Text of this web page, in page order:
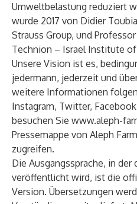
Umweltbelastung reduziert
wurde 2017 von Didier
Strauss Group, und
Technion – Israel Institute
Unsere Vision ist es,
jedermann, jederzeit und
weitere Informationen
Instagram, Twitter,
besuchen Sie www.aleph-
Pressemappe von Aleph
zugreifen.
Die Ausgangssprache, in
veröffentlicht wird, ist die
Version. Übersetzungen